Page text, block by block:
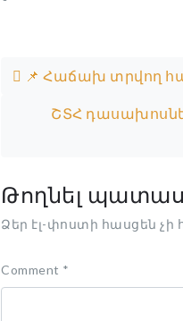
📌 Հաճախ տրվող
ՇՏՀ
Թողնել
Ձեր էլ-փոստի հասցեն չի
Comment *